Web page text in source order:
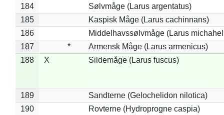
184
Sølvmåge (Larus argentatus)
185
Kaspisk Måge (Larus cachinnans)
186
Middelhavssølvmåge (Larus
187
*
Armensk Måge (Larus armenicus)
188
X Sildemåge (Larus fuscus)
189
Sandterne (Gelochelidon nilotica)
190
Rovterne (Hydroprogne caspia)